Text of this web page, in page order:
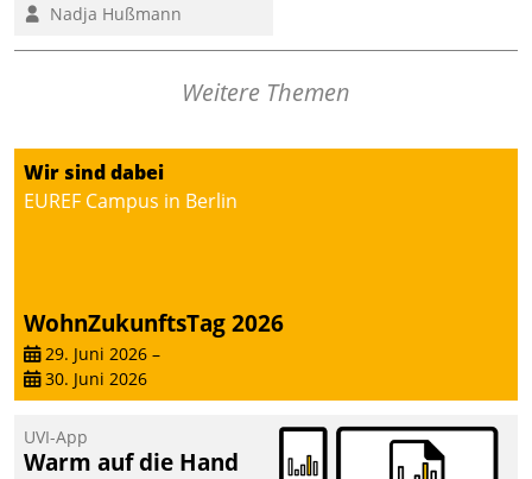
digitalen Cockpit, das
situationsbezogen
passende Fragen und
Dialogführung ermöglicht
dem externen
Nadja Hußmann
Weitere Themen
Wir sind dabei
EUREF Campus in Berlin
WohnZukunftsTag 2026
29. Juni 2026 –
30. Juni 2026
UVI-App
Warm auf die Hand